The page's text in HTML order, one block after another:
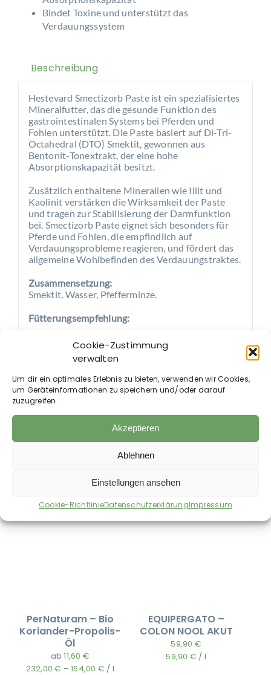
Cookie-Zustimmung
verwalten
Um dir ein optimales Erlebnis zu bieten, verwenden wir Cookies,
um Geräteinformationen zu speichern und/oder darauf
zuzugreifen.
Akzeptieren
Ablehnen
Einstellungen ansehen
Cookie-RichtlinieDatenschutzerklärungImpressum
Bindet Toxine und unterstützt das
Verdauungssystem
Beschreibung
Hestevard Smectizorb Paste ist ein spezialisiertes
Mineralfutter, das die gesunde Funktion des
gastrointestinalen Systems bei Pferden und
Fohlen unterstützt. Die Paste basiert auf Di-Tri-
Octahedral (DTO) Smektit, gewonnen aus
Bentonit-Tonextrakt, der eine hohe
Absorptionskapazität besitzt.
Zusätzlich enthaltene Mineralien wie Illit und
Kaolinit verstärken die Wirksamkeit der Paste
und tragen zur Stabilisierung der Darmfunktion
bei. Smectizorb Paste eignet sich besonders für
Pferde und Fohlen, die empfindlich auf
Verdauungsprobleme reagieren, und fördert das
allgemeine Wohlbefinden des Verdauungstraktes.
Zusammensetzung:
Smektit, Wasser, Pfefferminze.
Fütterungsempfehlung:
Fohlen:15-30 ml 2-3 Mal täglich füttern,
frühestens 6 Stunden nach dem ersten
Trinken des Fohlens.
Erwachsene:60-120 ml 2-3 Mal täglich
füttern.
Auch im Shop erhältlich:
PerNaturam – Bio
Koriander-Propolis-
Öl
ab11,60 €
232,00€ –164,00 € / l
EQUIPERGATO –
COLON NOOL AKUT
59,90 €
59,90 € / l